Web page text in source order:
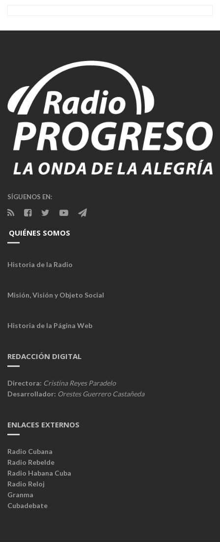
SÍGUENOS EN:
QUIÉNES SOMOS
Historia de la Radio
Misión, Visión y Objeto Social
Historia de la Página Web
REDACCIÓN DIGITAL
Directora: Cristina Reyes Paradelo
Desarrollador: Orestes Guerrero Castañeda
ENLACES EXTERNOS
Radio Cubana
Radio Rebelde
Radio Habana Cuba
Radio Reloj
Granma
Cubadebate